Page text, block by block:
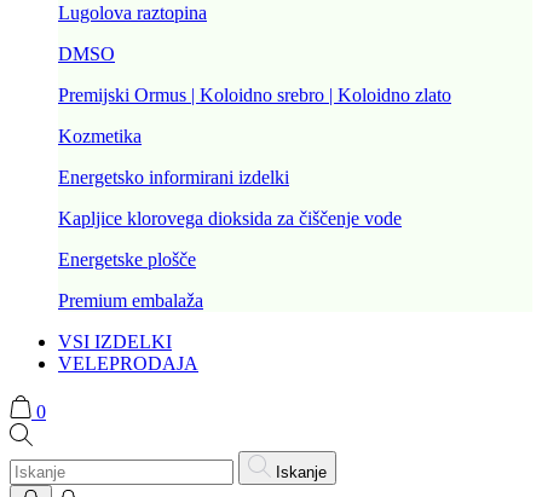
Lugolova raztopina
DMSO
Premijski Ormus | Koloidno srebro | Koloidno zlato
Kozmetika
Energetsko informirani izdelki
Kapljice klorovega dioksida za čiščenje vode
Energetske plošče
Premium embalaža
VSI IZDELKI
VELEPRODAJA
0
Iskanje